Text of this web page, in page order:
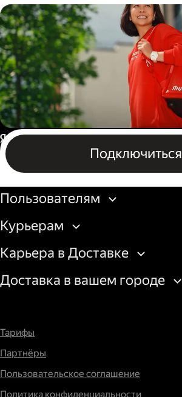
Водитель
грузовой машины
Пеший курьер
Подключиться
Бизнесу
Пользователям
Курьерам
Карьера в Доставке
Доставка в вашем городе
Тарифы
Партнёры
Пользовательское соглашение
Политика конфиденциальности